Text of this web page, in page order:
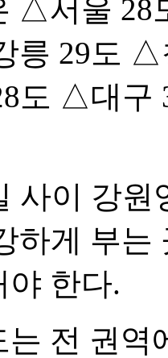
△서울
릉 29도
도 △대구
사이 강
하게 부
야 한다.
는 전 권역